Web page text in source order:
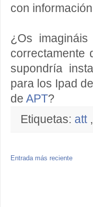
con
¿Os
correctamente
supondría
para los Ipad
de APT?
Etiquetas: att ,
Entrada más reciente